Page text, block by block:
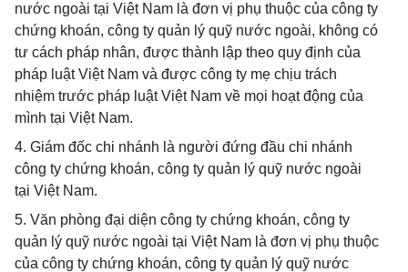
nước ngoài tại Việt Nam là đơn vị phụ thuộc của công ty
chứng khoán, công ty quản lý quỹ nước ngoài, không có
tư cách pháp nhân, được thành lập theo quy định của
pháp luật Việt Nam và được công ty mẹ chịu trách
nhiệm trước pháp luật Việt Nam về mọi hoạt động của
mình tại Việt Nam.
4. Giám đốc chi nhánh là người đứng đầu chi nhánh
công ty chứng khoán, công ty quản lý quỹ nước ngoài
tại Việt Nam.
5. Văn phòng đại diện công ty chứng khoán, công ty
quản lý quỹ nước ngoài tại Việt Nam là đơn vị phụ thuộc
của công ty chứng khoán, công ty quản lý quỹ nước